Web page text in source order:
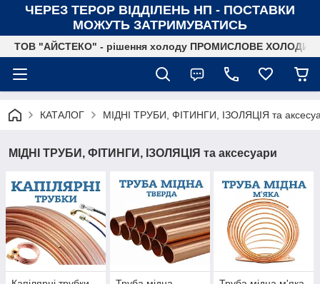
ЧЕРЕЗ ТЕРОР ВІДДІЛЕНЬ НП - ПОСТАВКИ
МОЖУТЬ ЗАТРИМУВАТИСЬ
ТОВ "АЙСТЕКО" - рішення холоду ПРОМИСЛОВЕ
КАТАЛОГ МІДНІ ТРУБИ, ФІТИНГИ, ІЗОЛЯЦІЯ та
МІДНІ ТРУБИ, ФІТИНГИ, ІЗОЛЯЦІЯ та аксесуари